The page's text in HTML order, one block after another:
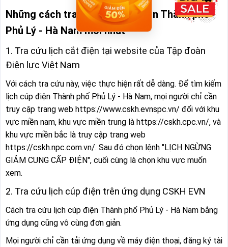
Những cách tra cứu lịch cúp điện Thành phố
Phủ Lý - Hà Nam mới nhất
1. Tra cứu lịch cắt điện tại website của Tập đoàn
Điện lực Việt Nam
Với cách tra cứu này, việc thực hiện rất dễ dàng. Để tìm kiếm
lịch cúp điện Thành phố Phủ Lý - Hà Nam, mọi người chỉ cần
truy cập trang web https://www.cskh.evnspc.vn/ đối với khu
vực miền nam, khu vực miền trung là https://cskh.cpc.vn/, và
khu vực miền bắc là truy cập trang web
https://cskh.npc.com.vn/. Sau đó chọn lệnh "LỊCH NGỪNG
GIẢM CUNG CẤP ĐIỆN", cuối cùng là chọn khu vực muốn
xem.
2. Tra cứu lịch cúp điện trên ứng dụng CSKH EVN
Cách tra cứu lịch cúp điện Thành phố Phủ Lý - Hà Nam bằng
ứng dụng cũng vô cùng đơn giản.
Mọi người chỉ cần tải ứng dụng về máy điện thoại, đăng ký tài